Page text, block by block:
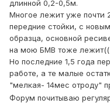
длинной 0,2-0,5м.
Многое лежит уже почти
передние стойки, с
образца, основной
на мою БМВ тоже
Но последние 1,5 года
работе, а те малые
"мелкая- 14мес отроду"
Форум почитываю